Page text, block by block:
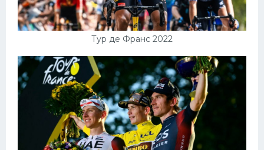
Тур де Франс 2022